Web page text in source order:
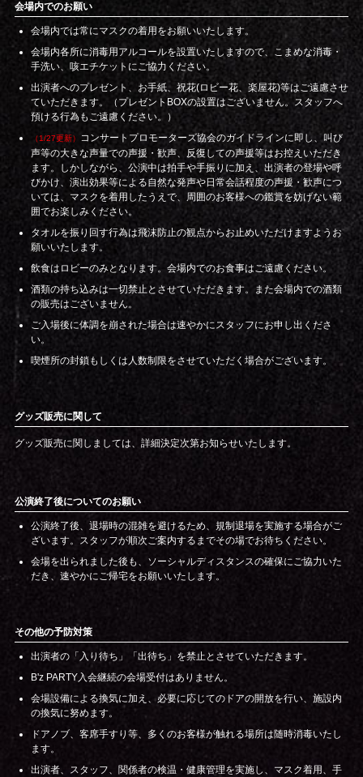
会場内でのお願い
会場内では常にマスクの着用をお願いいたします。
会場内各所に消毒用アルコールを設置いたしますので、こまめな消毒・
手洗い、咳エチケットにご協力ください。
出演者へのプレゼント、お手紙、祝花(ロビー花、楽屋花)等はご遠慮させ
ていただきます。（プレゼントBOXの設置はございません。スタッフへ
預ける行為もご遠慮ください。）
（1/27更新） コンサートプロモーターズ協会のガイドラインに即し、叫び
声等の大きな声量での声援・歓声、反復しての声援等はお控えいただき
ます。しかしながら、公演中は拍手や手振りに加え、出演者の登場や呼
びかけ、演出効果等による自然な発声や日常会話程度の声援・歓声につ
いては、マスクを着用したうえで、周囲のお客様への鑑賞を妨げない範
囲でお楽しみください。
タオルを振り回す行為は飛沫防止の観点からお止めいただけますようお
願いいたします。
飲食はロビーのみとなります。会場内でのお食事はご遠慮ください。
酒類の持ち込みは一切禁止とさせていただきます。また会場内での酒類
の販売はございません。
ご入場後に体調を崩された場合は速やかにスタッフにお申し出くださ
い。
喫煙所の封鎖もしくは人数制限をさせていただく場合がございます。
グッズ販売に関して
グッズ販売に関しましては、詳細決定次第お知らせいたします。
公演終了後についてのお願い
公演終了後、退場時の混雑を避けるため、規制退場を実施する場合がご
ざいます。スタッフが順次ご案内するまでその場でお待ちください。
会場を出られました後も、ソーシャルディスタンスの確保にご協力いた
だき、速やかにご帰宅をお願いいたします。
その他の予防対策
出演者の「入り待ち」「出待ち」を禁止とさせていただきます。
B'z PARTY入会継続の会場受付はありません。
会場設備による換気に加え、必要に応じてのドアの開放を行い、施設内
の換気に努めます。
ドアノブ、客席手すり等、多くのお客様が触れる場所は随時消毒いたし
ます。
出演者、スタッフ、関係者の検温・健康管理を実施し、マスク着用、手